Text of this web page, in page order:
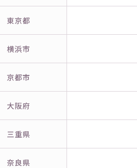
東京都
横浜市
京都市
大阪府
三重県
奈良県